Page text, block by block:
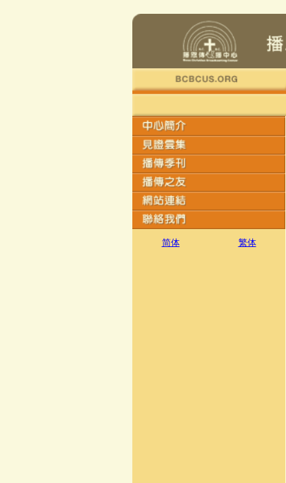
简体 繁体